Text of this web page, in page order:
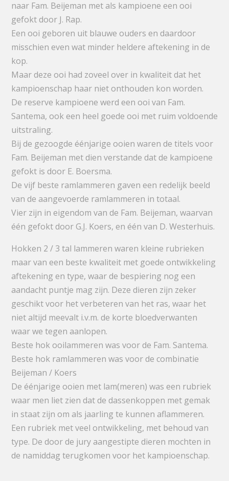
naar Fam. Beijeman met als kampioene een ooi
gefokt door J. Rap.
Een ooi geboren uit blauwe ouders en daardoor
misschien even wat minder heldere aftekening in de
kop.
Maar deze ooi had zoveel over in kwaliteit dat het
kampioenschap haar niet onthouden kon worden.
De reserve kampioene werd een ooi van Fam.
Santema, ook een heel goede ooi met ruim voldoende
uitstraling.
Bij de gezoogde éénjarige ooien waren de titels voor
Fam. Beijeman met dien verstande dat de kampioene
gefokt is door E. Boersma.
De vijf beste ramlammeren gaven een redelijk beeld
van de aangevoerde ramlammeren in totaal.
Vier zijn in eigendom van de Fam. Beijeman, waarvan
één gefokt door G.J. Koers, en één van D. Westerhuis.
Hokken 2 / 3 tal lammeren waren kleine rubrieken
maar van een beste kwaliteit met goede ontwikkeling
aftekening en type, waar de bespiering nog een
aandacht puntje mag zijn. Deze dieren zijn zeker
geschikt voor het verbeteren van het ras, waar het
niet altijd meevalt i.v.m. de korte bloedverwanten
waar we tegen aanlopen.
Beste hok ooilammeren was voor de Fam. Santema.
Beste hok ramlammeren was voor de combinatie
Beijeman / Koers
De éénjarige ooien met lam(meren) was een rubriek
waar men liet zien dat de dassenkoppen met gemak
in staat zijn om als jaarling te kunnen aflammeren.
Een rubriek met veel ontwikkeling, met behoud van
type. De door de jury aangestipte dieren mochten in
de namiddag terugkomen voor het kampioenschap.